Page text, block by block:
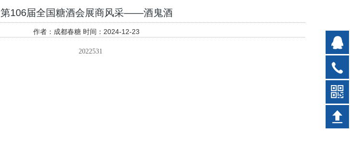
第106届全国糖酒会展商风采——酒鬼酒
作者：成都春糖 时间：2024-12-23